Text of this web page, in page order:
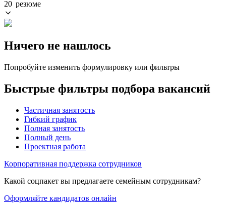
20 резюме
Ничего не нашлось
Попробуйте изменить формулировку или фильтры
Быстрые фильтры подбора вакансий
Частичная занятость
Гибкий график
Полная занятость
Полный день
Проектная работа
Корпоративная поддержка сотрудников
Какой соцпакет вы предлагаете семейным сотрудникам?
Оформляйте кандидатов онлайн